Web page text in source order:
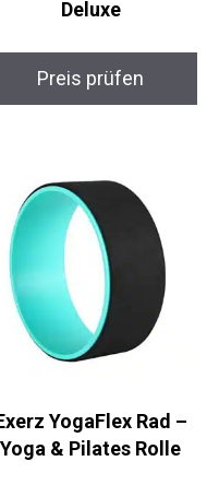
NAJATO Kork Yoga
Set Deluxe
Preis prüfen